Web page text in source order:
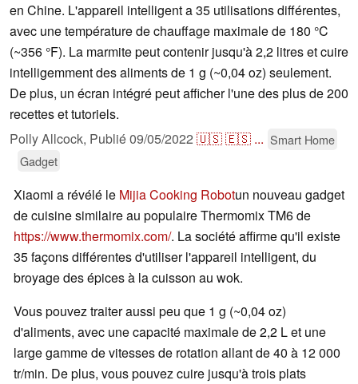
en Chine. L'appareil intelligent a 35 utilisations différentes,
avec une température de chauffage maximale de 180 °C
(~356 °F). La marmite peut contenir jusqu'à 2,2 litres et cuire
intelligemment des aliments de 1 g (~0,04 oz) seulement.
De plus, un écran intégré peut afficher l'une des plus de 200
recettes et tutoriels.
Polly Allcock, Publié09/05/2022 🇺🇸🇪🇸 ... Smart Home
Gadget
Xiaomi a révélé le Mijia Cooking Robotun nouveau gadget
de cuisine similaire au populaire Thermomix TM6 de
https://www.thermomix.com/. La société affirme qu'il existe
35 façons différentes d'utiliser l'appareil intelligent, du
broyage des épices à la cuisson au wok.
Vous pouvez traiter aussi peu que 1 g (~0,04 oz)
d'aliments, avec une capacité maximale de 2,2 L et une
large gamme de vitesses de rotation allant de 40 à 12 000
tr/min. De plus, vous pouvez cuire jusqu'à trois plats